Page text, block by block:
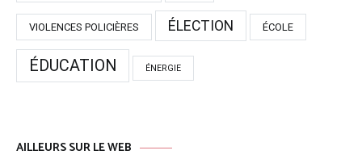
VIOLENCES POLICIÈRES ÉLECTION ÉCOLE
ÉDUCATION ÉNERGIE
AILLEURS SUR LE WEB